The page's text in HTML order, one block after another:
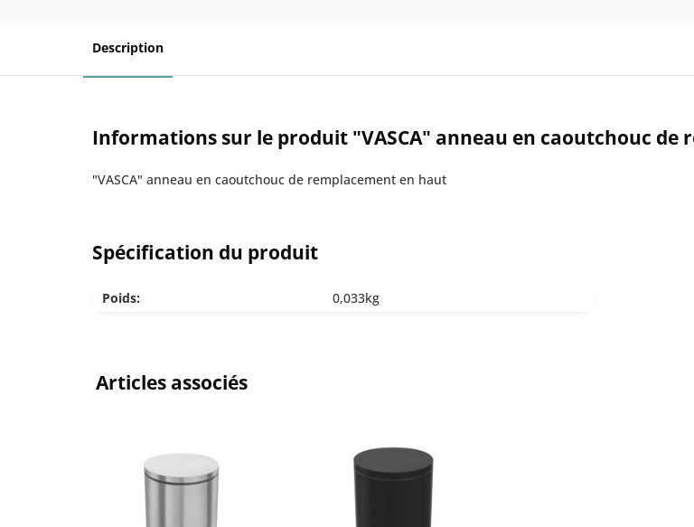
Description
Informations sur le produit "VASCA" anneau en caoutchouc de
"VASCA" anneau en caoutchouc de remplacement en haut
Spécification du produit
Poids: 0,033kg
Articles associés